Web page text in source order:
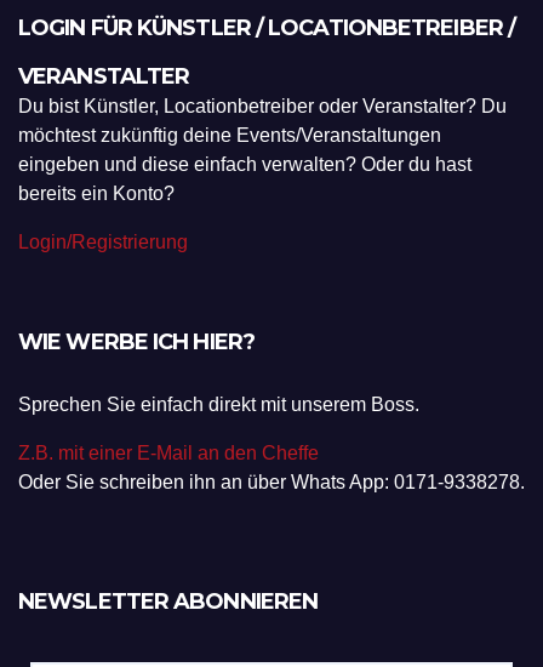
LOGIN FÜR KÜNSTLER / LOCATIONBETREIBER /
VERANSTALTER
Du bist Künstler, Locationbetreiber oder Veranstalter? Du
möchtest zukünftig deine Events/Veranstaltungen
eingeben und diese einfach verwalten? Oder du hast
bereits ein Konto?
Login/Registrierung
WIE WERBE ICH HIER?
Sprechen Sie einfach direkt mit unserem Boss.
Z.B. mit einer E-Mail an den Cheffe
Oder Sie schreiben ihn an über Whats App: 0171-9338278.
NEWSLETTER ABONNIEREN